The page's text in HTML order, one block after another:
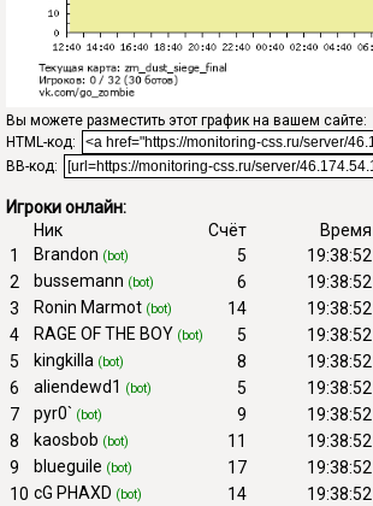
Вы можете разместить этот график на вашем сайте:
HTML-код:
BB-код:
Игроки онлайн:
Ник
Счёт
Время
1
Brandon (bot) 5
19:38:52
2
bussemann (bot) 6
19:38:52
3
Ronin Marmot (bot) 14
19:38:52
4
RAGE OF THE BOY (bot) 5
19:38:52
5
kingkilla (bot) 8
19:38:52
6
aliendewd1 (bot) 5
19:38:52
7
pyr0` (bot) 9
19:38:52
8
kaosbob (bot) 11
19:38:52
9
blueguile (bot) 17
19:38:52
10 cG PHAXD (bot) 14
19:38:52